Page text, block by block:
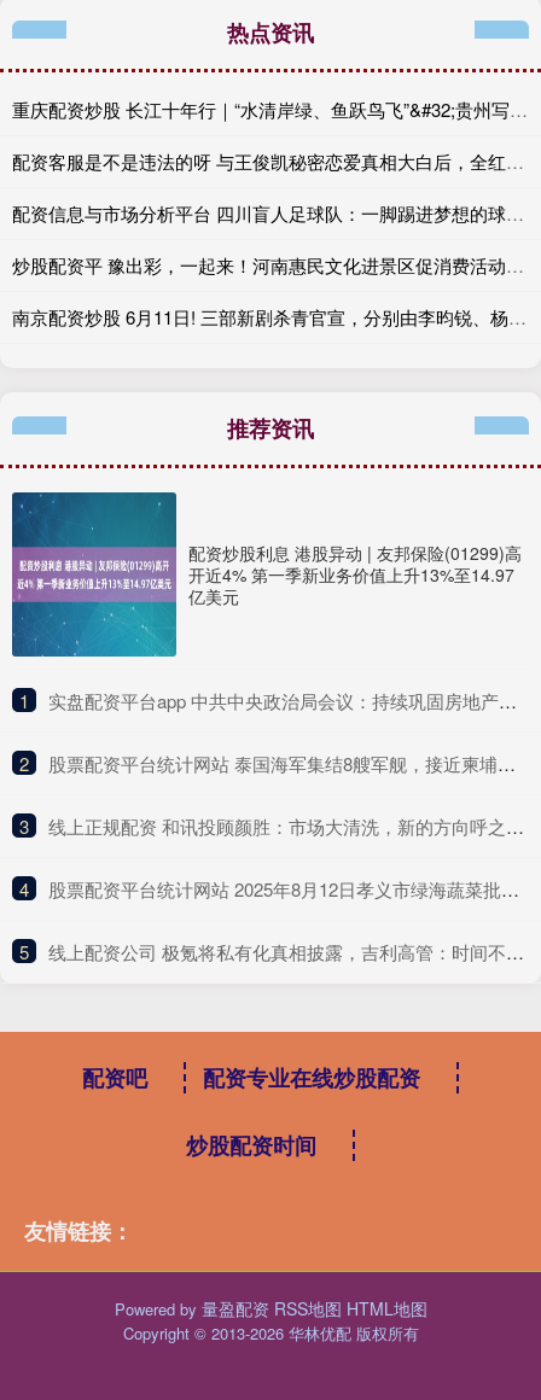
热点资讯
重庆配资炒股 长江十年行｜“水清岸绿、鱼跃鸟飞”&#32;贵州写好长江上游生态屏障保护“大文章”
配资客服是不是违法的呀 与王俊凯秘密恋爱真相大白后，全红婵近况曝光 和黄子韬关系不一般
配资信息与市场分析平台 四川盲人足球队：一脚踢进梦想的球门｜人间事儿
炒股配资平 豫出彩，一起来！河南惠民文化进景区促消费活动启幕
南京配资炒股 6月11日! 三部新剧杀青官宣，分别由李昀锐、杨洋、胡歌主演!
推荐资讯
配资炒股利息 港股异动 | 友邦保险(01299)高
开近4% 第一季新业务价值上升13%至14.97
亿美元
1 ​实盘配资平台app 中共中央政治局会议：持续巩固房地产市场稳定态势，持续稳定和活跃资本市场
2 ​股票配资平台统计网站 泰国海军集结8艘军舰，接近柬埔寨海岸线，柬军056护卫舰或迎战泰国航母
3 ​线上正规配资 和讯投顾颜胜：市场大清洗，新的方向呼之欲出
4 ​股票配资平台统计网站 2025年8月12日孝义市绿海蔬菜批发销售有限公司价格行情
5 ​线上配资公司 极氪将私有化真相披露，吉利高管：时间不等人
配资吧 配资专业在线炒股配资
炒股配资时间
友情链接：
Powered by 量盈配资 RSS地图 HTML地图
Copyright © 2013-2026 华林优配 版权所有